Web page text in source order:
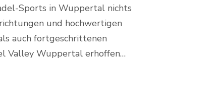
Sports in Wuppertal nichts
und hochwertigen
auch fortgeschrittenen
Valley Wuppertal erhoffen…